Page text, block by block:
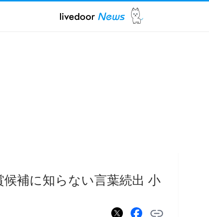
補に知らない言葉続出 小